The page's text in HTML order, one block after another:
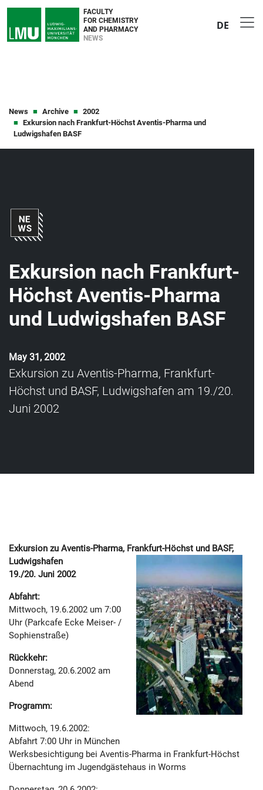
FACULTY
FOR CHEMISTRY
AND PHARMACY
NEWS
DE
News Archive
2002
Exkursion nach Frankfurt-Höchst Aventis-Pharma und
Ludwigshafen BASF
Exkursion nach Frankfurt-
Höchst Aventis-Pharma
und Ludwigshafen BASF
May 31, 2002
Exkursion zu Aventis-Pharma, Frankfurt-
Höchst und BASF, Ludwigshafen am 19./20.
Juni 2002
Exkursion zu Aventis-Pharma, Frankfurt-Höchst und BASF,
Ludwigshafen
19./20. Juni 2002
Abfahrt:
Mittwoch, 19.6.2002 um 7:00
Uhr (Parkcafe Ecke Meiser- /
Sophienstraße)
Rückkehr:
Donnerstag, 20.6.2002 am
Abend
Programm:
Mittwoch, 19.6.2002:
Abfahrt 7:00 Uhr in München
Werksbesichtigung bei Aventis-Pharma in Frankfurt-Höchst
Übernachtung im Jugendgästehaus in Worms